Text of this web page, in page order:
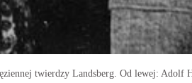
twierdzy Landsberg. Od lewej: